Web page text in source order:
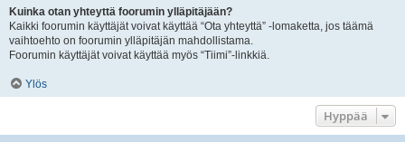
Kuinka otan yhteyttä foorumin ylläpitäjään?
Kaikki foorumin käyttäjät voivat käyttää “Ota yhteyttä” -lomaketta, jos täämä
vaihtoehto on foorumin ylläpitäjän mahdollistama.
Foorumin käyttäjät voivat käyttää myös “Tiimi”-linkkiä.
Ylös
Hyppää